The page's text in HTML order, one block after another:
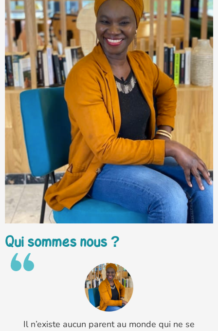
Qui sommes nous ?
Il n’existe aucun parent au monde qui ne se